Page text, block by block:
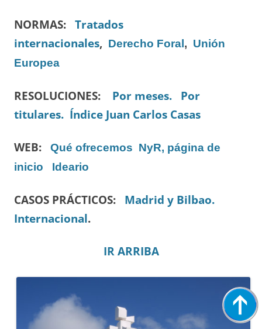
NORMAS: Tratados
internacionales, Derecho Foral , Unión
Europea
RESOLUCIONES: Por meses.
Por
titulares. Índice Juan Carlos Casas
WEB: Qué ofrecemos NyR, página de
inicio
Ideario
CASOS PRÁCTICOS: Madrid y Bilbao.
Internacional.
IR ARRIBA